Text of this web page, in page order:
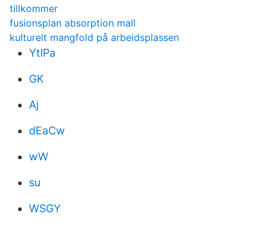
tillkommer
fusionsplan absorption mall
kulturelt mangfold på arbeidsplassen
YtlPa
GK
Aj
dEaCw
wW
su
WSGY